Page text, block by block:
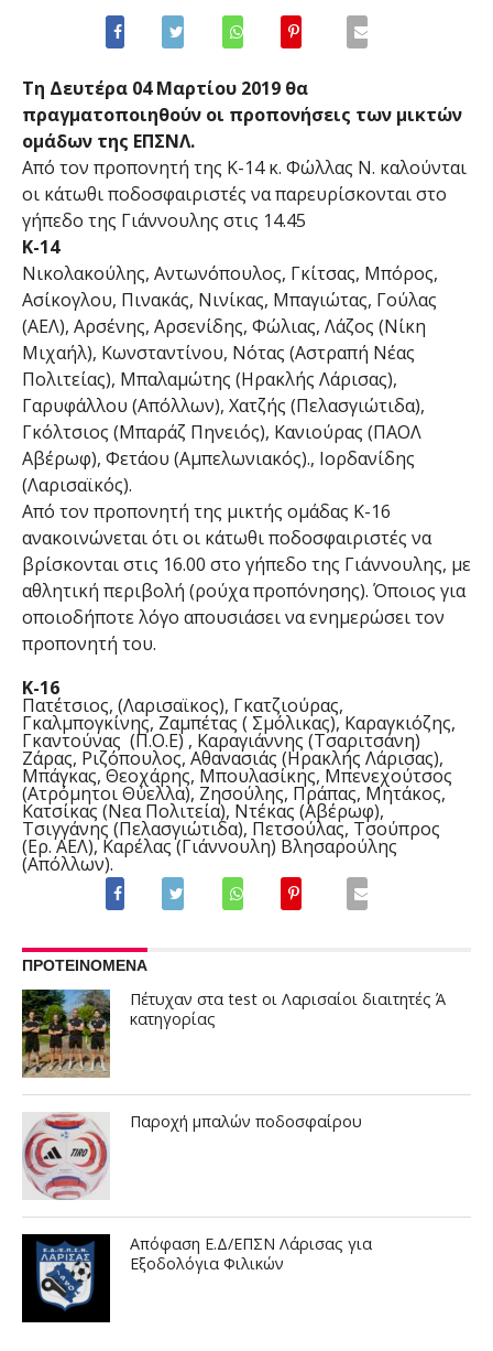
Τη Δευτέρα 04 Μαρτίου 2019 θα
πραγματοποιηθούν οι προπονήσεις των μικτών
ομάδων της ΕΠΣΝΛ.
Από τον προπονητή της Κ-14 κ. Φώλλας Ν. καλούνται
οι κάτωθι ποδοσφαιριστές να παρευρίσκονται στο
γήπεδο της Γιάννουλης στις 14.45
Κ-14
Νικολακούλης, Αντωνόπουλος, Γκίτσας, Μπόρος,
Ασίκογλου, Πινακάς, Νινίκας, Μπαγιώτας, Γούλας
(ΑΕΛ), Αρσένης, Αρσενίδης, Φώλιας, Λάζος (Νίκη
Μιχαήλ), Κωνσταντίνου, Νότας (Αστραπή Νέας
Πολιτείας), Μπαλαμώτης (Ηρακλής Λάρισας),
Γαρυφάλλου (Απόλλων), Χατζής (Πελασγιώτιδα),
Γκόλτσιος (Μπαράζ Πηνειός), Κανιούρας (ΠΑΟΛ
Αβέρωφ), Φετάου (Αμπελωνιακός)., Ιορδανίδης
(Λαρισαϊκός).
Από τον προπονητή της μικτής ομάδας Κ-16
ανακοινώνεται ότι οι κάτωθι ποδοσφαιριστές να
βρίσκονται στις 16.00 στο γήπεδο της Γιάννουλης, με
αθλητική περιβολή (ρούχα προπόνησης). Όποιος για
οποιοδήποτε λόγο απουσιάσει να ενημερώσει τον
προπονητή του.
Κ-16
Πατέτσιος, (Λαρισαϊκος), Γκατζιούρας,
Γκαλμπογκίνης, Ζαμπέτας ( Σμόλικας), Καραγκιόζης,
Γκαντούνας (Π.Ο.Ε) , Καραγιάννης (Τσαριτσάνη)
Ζάρας, Ριζόπουλος, Αθανασιάς (Ηρακλής Λάρισας),
Μπάγκας, Θεοχάρης, Μπουλασίκης, Μπενεχούτσος
(Ατρόμητοι Θύελλα), Ζησούλης, Πράπας, Μητάκος,
Κατσίκας (Νεα Πολιτεία), Ντέκας (Αβέρωφ),
Τσιγγάνης (Πελασγιώτιδα), Πετσούλας, Τσούπρος
(Ερ. ΑΕΛ), Καρέλας (Γιάννουλη) Βλησαρούλης
(Απόλλων).
ΠΡΟΤΕΙΝΟΜΕΝΑ
Πέτυχαν στα test οι Λαρισαίοι διαιτητές Ά
κατηγορίας
Παροχή μπαλών ποδοσφαίρου
Απόφαση Ε.Δ/ΕΠΣΝ Λάρισας για
Εξοδολόγια Φιλικών